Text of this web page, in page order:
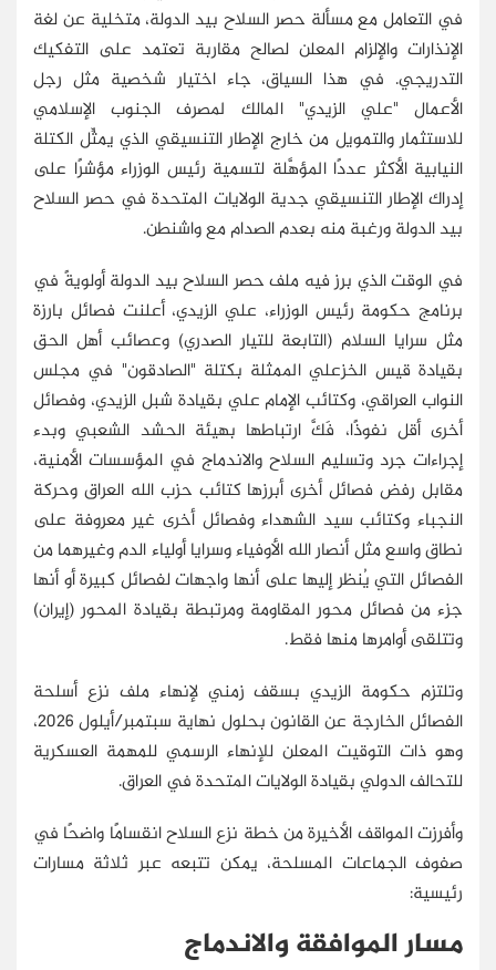
في التعامل مع مسألة حصر السلاح بيد الدولة، متخلية عن لغة
الإنذارات والإلزام المعلن لصالح مقاربة تعتمد على التفكيك
التدريجي. في هذا السياق، جاء اختيار شخصية مثل رجل
الأعمال "علي الزيدي" المالك لمصرف الجنوب الإسلامي
للاستثمار والتمويل من خارج الإطار التنسيقي الذي يمثِّل الكتلة
النيابية الأكثر عددًا المؤهَّلة لتسمية رئيس الوزراء مؤشرًا على
إدراك الإطار التنسيقي جدية الولايات المتحدة في حصر السلاح
بيد الدولة ورغبة منه بعدم الصدام مع واشنطن.
في الوقت الذي برز فيه ملف حصر السلاح بيد الدولة أولويةً في
برنامج حكومة رئيس الوزراء، علي الزيدي، أعلنت فصائل بارزة
مثل سرايا السلام (التابعة للتيار الصدري) وعصائب أهل الحق
بقيادة قيس الخزعلي الممثلة بكتلة "الصادقون" في مجلس
النواب العراقي، وكتائب الإمام علي بقيادة شبل الزيدي، وفصائل
أخرى أقل نفوذًا، فَكَّ ارتباطها بهيئة الحشد الشعبي وبدء
إجراءات جرد وتسليم السلاح والاندماج في المؤسسات الأمنية،
مقابل رفض فصائل أخرى أبرزها كتائب حزب الله العراق وحركة
النجباء وكتائب سيد الشهداء وفصائل أخرى غير معروفة على
نطاق واسع مثل أنصار الله الأوفياء وسرايا أولياء الدم وغيرهما من
الفصائل التي يُنظر إليها على أنها واجهات لفصائل كبيرة أو أنها
جزء من فصائل محور المقاومة ومرتبطة بقيادة المحور (إيران)
وتتلقى أوامرها منها فقط.
وتلتزم حكومة الزيدي بسقف زمني لإنهاء ملف نزع أسلحة
الفصائل الخارجة عن القانون بحلول نهاية سبتمبر/أيلول 2026،
وهو ذات التوقيت المعلن للإنهاء الرسمي للمهمة العسكرية
للتحالف الدولي بقيادة الولايات المتحدة في العراق.
وأفرزت المواقف الأخيرة من خطة نزع السلاح انقسامًا واضحًا في
صفوف الجماعات المسلحة، يمكن تتبعه عبر ثلاثة مسارات
رئيسية:
مسار الموافقة والاندماج